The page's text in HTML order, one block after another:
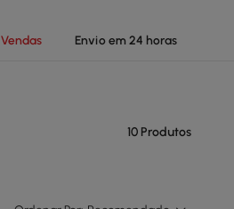
Vendas Envio em 24 horas
10 Produtos